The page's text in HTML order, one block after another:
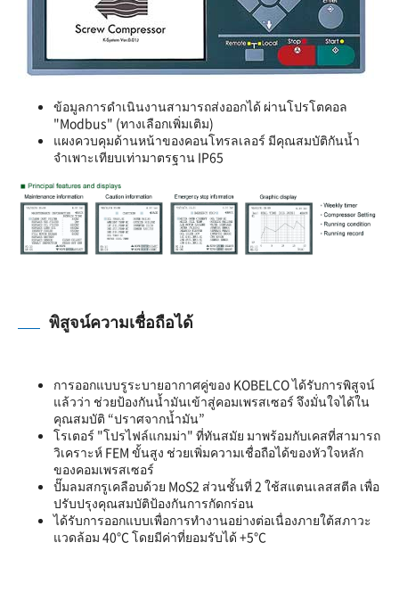
ข้อมูลการดำเนินงานสามารถส่งออกได้ ผ่านโปรโตคอล
"Modbus" (ทางเลือกเพิ่มเติม)
แผงควบคุมด้านหน้าของคอนโทรลเลอร์ มีคุณสมบัติกันน้ำ
จำเพาะเทียบเท่ามาตรฐาน IP65
พิสูจน์ความเชื่อถือได้
การออกแบบรูระบายอากาศคู่ของ KOBELCO ได้รับการพิสูจน์
แล้วว่า ช่วยป้องกันน้ำมันเข้าสู่คอมเพรสเซอร์ จึงมั่นใจได้ใน
คุณสมบัติ “ปราศจากน้ำมัน”
โรเตอร์ "โปรไฟล์แกมม่า" ที่ทันสมัย มาพร้อมกับเคสที่สามารถ
วิเคราะห์ FEM ขั้นสูง ช่วยเพิ่มความเชื่อถือได้ของหัวใจหลัก
ของคอมเพรสเซอร์
ปั๊มลมสกรูเคลือบด้วย MoS2 ส่วนชั้นที่ 2 ใช้สแตนเลสสตีล เพื่อ
ปรับปรุงคุณสมบัติป้องกันการกัดกร่อน
ได้รับการออกแบบเพื่อการทำงานอย่างต่อเนื่องภายใต้สภาวะ
แวดล้อม 40°C โดยมีค่าที่ยอมรับได้ +5°C